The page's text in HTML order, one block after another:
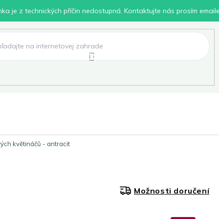
je z technických příčin nedostupná. Kontaktujte nás prosím
květináčů - antracit
Možnosti doručení